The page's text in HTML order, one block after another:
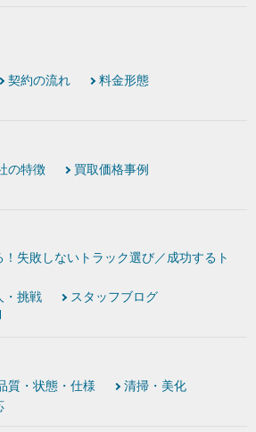
契約の流れ
料金形態
の特徴
買取価格事例
失敗しないトラック選び／成功するト
・挑戦
スタッフブログ
質・状態・仕様
清掃・美化